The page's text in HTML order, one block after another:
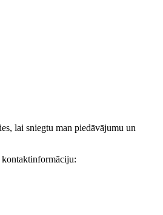
lai sniegtu man piedāvājumu un